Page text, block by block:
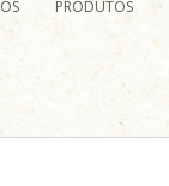
PRODUTOS